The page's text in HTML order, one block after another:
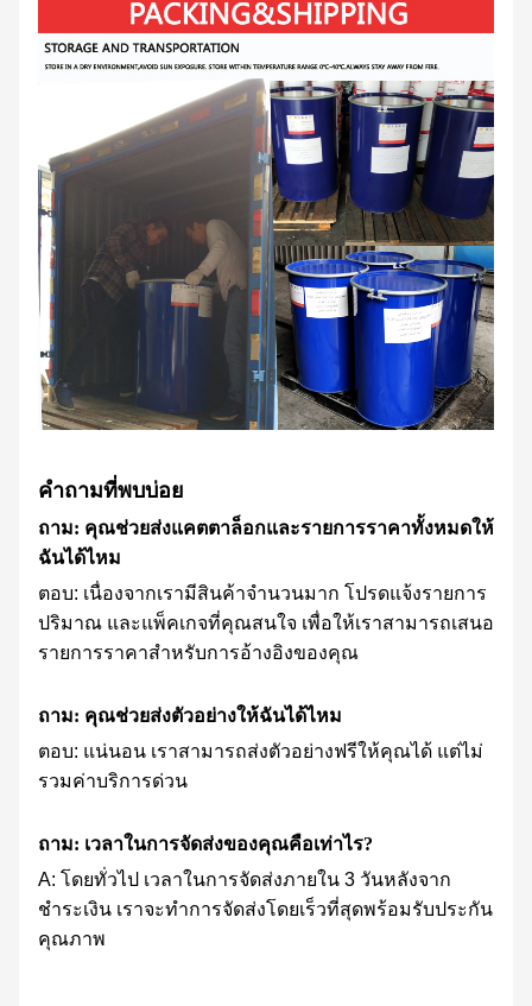
คำถามที่พบบ่อย
ถาม: คุณช่วยส่งแคตตาล็อกและรายการราคาทั้งหมดให้
ฉันได้ไหม
ตอบ: เนื่องจากเรามีสินค้าจำนวนมาก โปรดแจ้งรายการ
ปริมาณ และแพ็คเกจที่คุณสนใจ เพื่อให้เราสามารถเสนอ
รายการราคาสำหรับการอ้างอิงของคุณ
ถาม: คุณช่วยส่งตัวอย่างให้ฉันได้ไหม
ตอบ: แน่นอน เราสามารถส่งตัวอย่างฟรีให้คุณได้ แต่ไม่
รวมค่าบริการด่วน
ถาม: เวลาในการจัดส่งของคุณคือเท่าไร?
A: โดยทั่วไป เวลาในการจัดส่งภายใน 3 วันหลังจาก
ชำระเงิน เราจะทำการจัดส่งโดยเร็วที่สุดพร้อมรับประกัน
คุณภาพ